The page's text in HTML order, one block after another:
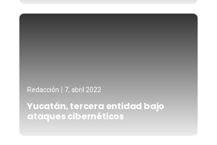
Redacción 7, abril 2022
Yucatán, tercera entidad bajo
ataques cibernéticos